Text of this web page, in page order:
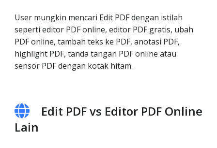
User mungkin mencari Edit PDF dengan istilah
seperti editor PDF online, editor PDF gratis, ubah
PDF online, tambah teks ke PDF, anotasi PDF,
highlight PDF, tanda tangan PDF online atau
sensor PDF dengan kotak hitam.
Edit PDF vs Editor PDF Online
Lain